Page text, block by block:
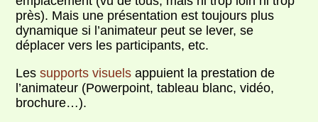
près). Mais une présentation est toujours plus
dynamique si l’animateur peut se lever, se
déplacer vers les participants, etc.
Lessupports visuels appuient la prestation de
l’animateur (Powerpoint, tableau blanc, vidéo,
brochure…).